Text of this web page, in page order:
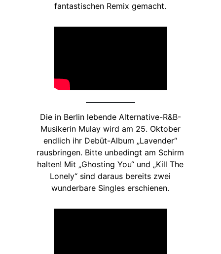
fantastischen Remix gemacht.
Die in Berlin lebende Alternative-R&B-
Musikerin Mulay wird am 25. Oktober
endlich ihr Debüt-Album „Lavender“
rausbringen. Bitte unbedingt am Schirm
halten! Mit „Ghosting You“ und „Kill The
Lonely“ sind daraus bereits zwei
wunderbare Singles erschienen.